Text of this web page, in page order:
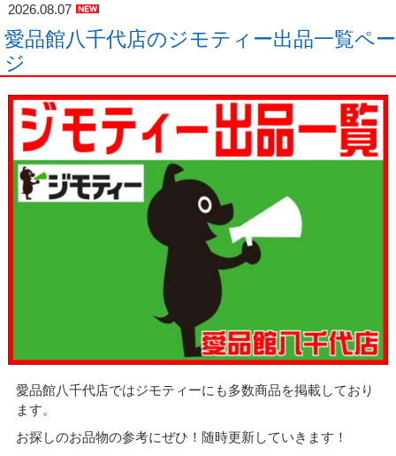
2026.08.07
愛品館八千代店のジモティー出品一覧ペー
ジ
愛品館八千代店ではジモティーにも多数商品を掲載しており
ます。
お探しのお品物の参考にぜひ！随時更新していきます！